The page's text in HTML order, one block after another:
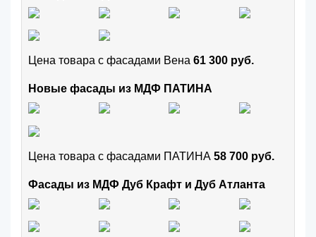
Цена товара с фасадами Вена 61 300 руб.
Новые фасады из МДФ ПАТИНА
Цена товара с фасадами ПАТИНА 58 700 руб.
Фасады из МДФ Дуб Крафт и Дуб Атланта